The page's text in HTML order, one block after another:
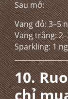
Sau mở:
Vang đỏ: 3–5
Vang trắng:
Sparkling: 1
10.
chỉ